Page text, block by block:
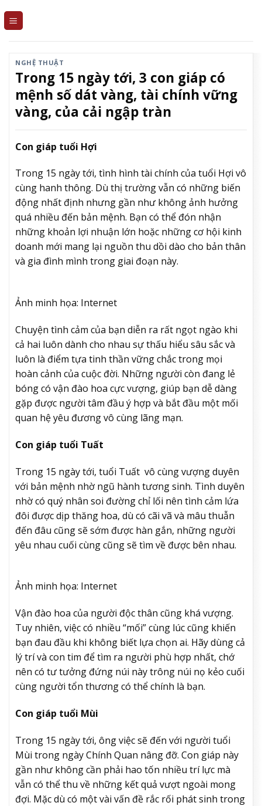
NGHỆ THUẬT
Trong 15 ngày tới, 3 con giáp có
mệnh số dát vàng, tài chính vững
vàng, của cải ngập tràn
Con giáp tuổi Hợi
Trong 15 ngày tới, tình hình tài chính của tuổi Hợi vô
cùng hanh thông. Dù thị trường vẫn có những biến
động nhất định nhưng gần như không ảnh hưởng
quá nhiều đến bản mệnh. Bạn có thể đón nhận
những khoản lợi nhuận lớn hoặc những cơ hội kinh
doanh mới mang lại nguồn thu dồi dào cho bản thân
và gia đình mình trong giai đoạn này.
Ảnh minh họa: Internet
Chuyện tình cảm của bạn diễn ra rất ngọt ngào khi
cả hai luôn dành cho nhau sự thấu hiểu sâu sắc và
luôn là điểm tựa tinh thần vững chắc trong mọi
hoàn cảnh của cuộc đời. Những người còn đang lẻ
bóng có vận đào hoa cực vượng, giúp bạn dễ dàng
gặp được người tâm đầu ý hợp và bắt đầu một mối
quan hệ yêu đương vô cùng lãng mạn.
Con giáp tuổi Tuất
Trong 15 ngày tới, tuổi Tuất vô cùng vượng duyên
với bản mệnh nhờ ngũ hành tương sinh. Tình duyên
nhờ có quý nhân soi đường chỉ lối nên tình cảm lứa
đôi được dịp thăng hoa, dù có cãi vã và mâu thuẫn
đến đâu cũng sẽ sớm được hàn gắn, những người
yêu nhau cuối cùng cũng sẽ tìm về được bên nhau.
Ảnh minh họa: Internet
Vận đào hoa của người độc thân cũng khá vượng.
Tuy nhiên, việc có nhiều “mối” cùng lúc cũng khiến
bạn đau đầu khi không biết lựa chọn ai. Hãy dùng cả
lý trí và con tim để tìm ra người phù hợp nhất, chớ
nên có tư tưởng đứng núi này trông núi nọ kẻo cuối
cùng người tổn thương có thể chính là bạn.
Con giáp tuổi Mùi
Trong 15 ngày tới, ông việc sẽ đến với người tuổi
Mùi trong ngày Chính Quan nâng đỡ. Con giáp này
gần như không cần phải hao tốn nhiều trí lực mà
vẫn có thể thu về những kết quả vượt ngoài mong
đợi. Mặc dù có một vài vấn đề rắc rối phát sinh trong